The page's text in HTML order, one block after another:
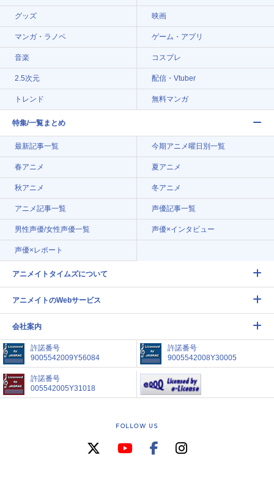
グッズ 映画
マンガ・ラノベ ゲーム・アプリ
音楽 コスプレ
2.5次元 配信・Vtuber
トレンド 無料マンガ
特集/一覧まとめ
最新記事一覧 今期アニメ曜日別一覧
春アニメ 夏アニメ
秋アニメ 冬アニメ
アニメ記事一覧 声優記事一覧
男性声優/女性声優一覧 声優×インタビュー
声優×レポート
アニメイトタイムズについて
アニメイトのWebサービス
会社案内
許諾番号
9005542009Y56084
許諾番号
9005542008Y30005
許諾番号
005542005Y31018
FOLLOW US